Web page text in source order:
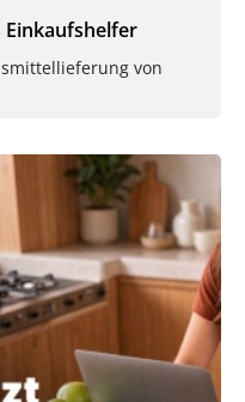
Einkaufshelfer
von